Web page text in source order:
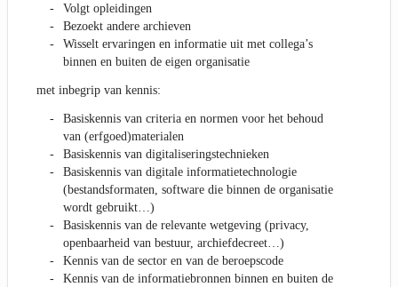
Volgt opleidingen
Bezoekt andere archieven
Wisselt ervaringen en informatie uit met collega’s
binnen en buiten de eigen organisatie
met inbegrip van kennis:
Basiskennis van criteria en normen voor het behoud
van (erfgoed)materialen
Basiskennis van digitaliseringstechnieken
Basiskennis van digitale informatietechnologie
(bestandsformaten, software die binnen de organisatie
wordt gebruikt…)
Basiskennis van de relevante wetgeving (privacy,
openbaarheid van bestuur, archiefdecreet…)
Kennis van de sector en van de beroepscode
Kennis van de informatiebronnen binnen en buiten de